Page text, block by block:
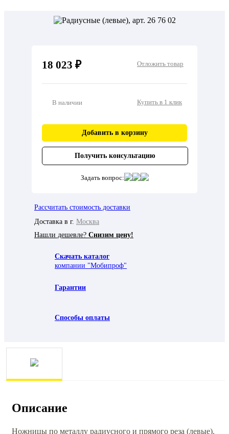
18 023 ₽ Отложить товар
В наличии Купить в 1 клик
Добавить в корзину
Получить консультацию
Задать вопрос:
Рассчитать стоимость доставки
Доставка в г. Москва
Нашли дешевле? Снизим цену!
Скачать каталог
компании "Мобипроф"
Гарантии
Способы оплаты
Описание
Ножницы по металлу радиусного и прямого реза (левые).